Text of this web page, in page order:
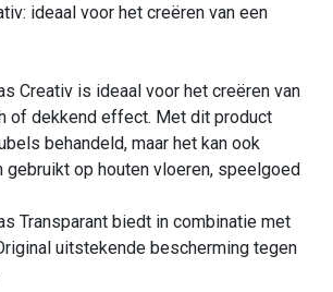
ideaal voor het creëren van een
Creativ is ideaal voor het creëren van
of dekkend effect. Met dit product
behandeld, maar het kan ook
gebruikt op houten vloeren, speelgoed
Transparant biedt in combinatie met
uitstekende bescherming tegen